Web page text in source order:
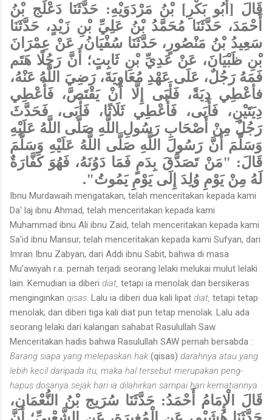
قَالَ [أَبُو بَكْرِ] بْنُ مَرْدَوَيْهِ: حَدَّثَنَا دَعْلَج بْنُ
أَحْمَدَ، حَدَّثَنَا مُحَمَّدُ بْنُ عَلِيِّ بْنِ زَيْدٍ، حَدَّثَنَا
سَعِيدُ بْنُ مَنْصُورٍ، حَدَّثَنَا سُفْيَانُ، عَنْ عِمْرَانَ
بْنِ ظَبْيَانَ، عَنْ عَدِيِّ بْنِ ثَابِتٍ؛ أَنَّ رَجُلًا هَتَم
فَمَهُ رَجُلٌ، عَلَى عَهْدِ مُعَاوِيَةَ، رَضِيَ اللَّهُ عَنْهُ،
فأعْطِي دِيَةً، فَأَبَى إِلَّا أَنْ يَقْتَصَّ، فَأُعْطِي
دِيَتَيْنِ، فَأَبَى، فَأُعْطِي ثَلَاثًا، فَأَبَى، فَحَدَّثَ
رَجُلٌ مِنْ أَصْحَابِ رَسُولِ اللَّهِ صَلَّى اللَّهُ عَلَيْهِ
وَسَلَّمَ أَنَّ رَسُولَ اللَّهِ صَلَّى اللَّهُ عَلَيْهِ وَسَلَّمَ
قَالَ: "مَنْ تَصَدَّقَ بِدَمٍ فَمَا دَوُنَهُ، فَهُوَ كَفَّارَةٌ
لَهُ مِنْ يَوْمِ وُلِدَ إِلَى يَوْمِ يَمُوتُ".
Ibnu Murdawaih mengatakan, telah menceritakan kepada kami
Da' laj ibnu Ahmad, telah menceritakan kepada kami
Muhammad ibnu Ali ibnu Zaid, telah menceritakan kepada kami
Sa'id ibnu Mansur, telah menceritakan kepada kami Sufyan, dari
Imran Ibnu Zabyan, dari Addi ibnu Sabit, bahwa di masa
Mu'awiyah r.a. pernah terjadi seorang lelaki melukai mulut lelaki
lain. Kemudian ia diberi diat, tetapi ia menolak dan bersikeras
menginginkan qisas. Lalu ia diberi dua kali lipat diat, tetapi tetap
menolak; dan diberi tiga kali diat pun tetap menolak. Lalu ada
seorang lelaki dari kalangan sahabat Rasulullah Saw.
Menceritakan hadis bahwa Rasulullah SAW pernah bersabda :
Barang siapa yang melepaskan hak (qisas) darahnya atau yang
lebih kecil daripada itu, maka hal tersebut merupakan peng­
hapus dosanya sejak hari ia dilahirkan sampai hari kematiannya.
قَالَ الْإِمَامُ أَحْمَدُ: حَدَّثَنَا سُرَيج بْنُ النُّعْمَانِ،